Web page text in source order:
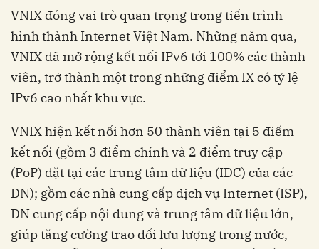
VNIX đóng vai trò quan trọng trong tiến trình
hình thành Internet Việt Nam. Những năm qua,
VNIX đã mở rộng kết nối IPv6 tới 100% các thành
viên, trở thành một trong những điểm IX có tỷ lệ
IPv6 cao nhất khu vực.
VNIX hiện kết nối hơn 50 thành viên tại 5 điểm
kết nối (gồm 3 điểm chính và 2 điểm truy cập
(PoP) đặt tại các trung tâm dữ liệu (IDC) của các
DN); gồm các nhà cung cấp dịch vụ Internet (ISP),
DN cung cấp nội dung và trung tâm dữ liệu lớn,
giúp tăng cường trao đổi lưu lượng trong nước,